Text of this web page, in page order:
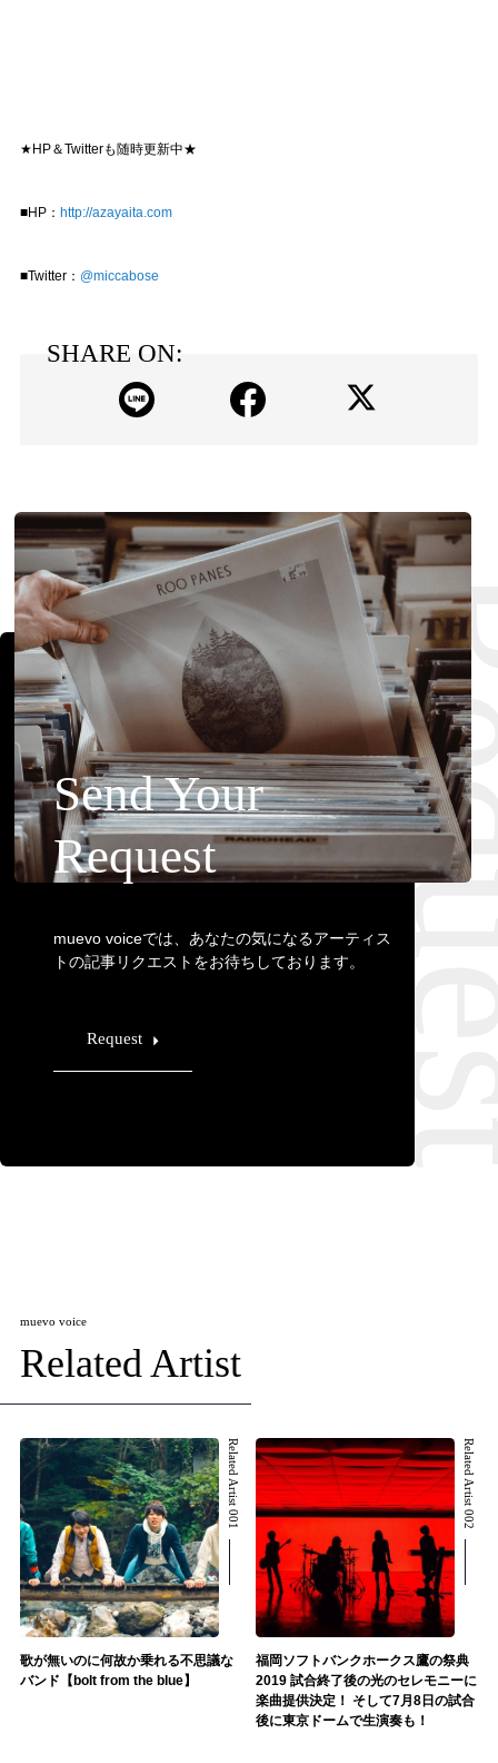
★HP＆Twitterも随時更新中★
■HP： http://azayaita.com
■Twitter： @miccabose
SHARE ON:
Send Your
Request
muevo voiceでは、あなたの気になるアーティス
トの記事リクエストをお待ちしております。
Request
muevo voice
Related Artist
Related Artist 001
歌が無いのに何故か乗れる不思議な
バンド【bolt from the blue】
Related Artist 002
福岡ソフトバンクホークス鷹の祭典
2019 試合終了後の光のセレモニーに
楽曲提供決定！ そして7月8日の試合
後に東京ドームで生演奏も！